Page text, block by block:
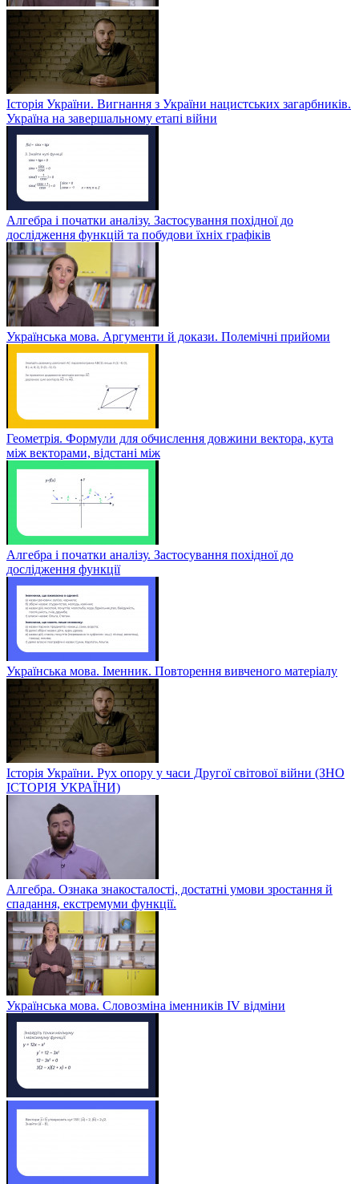
Історія України. Вигнання з України нацистських загарбників.
Україна на завершальному етапі війни
Алгебра і початки аналізу. Застосування похідної до
дослідження функцій та побудови їхніх графіків
Українська мова. Аргументи й докази. Полемічні прийоми
Геометрія. Формули для обчислення довжини вектора, кута
між векторами, відстані між
Алгебра і початки аналізу. Застосування похідної до
дослідження функції
Українська мова. Іменник. Повторення вивченого матеріалу
Історія України. Рух опору у часи Другої світової війни (ЗНО
ІСТОРІЯ УКРАЇНИ)
Алгебра. Ознака знакосталості, достатні умови зростання й
спадання, екстремуми функції.
Українська мова. Словозміна іменників ІV відміни